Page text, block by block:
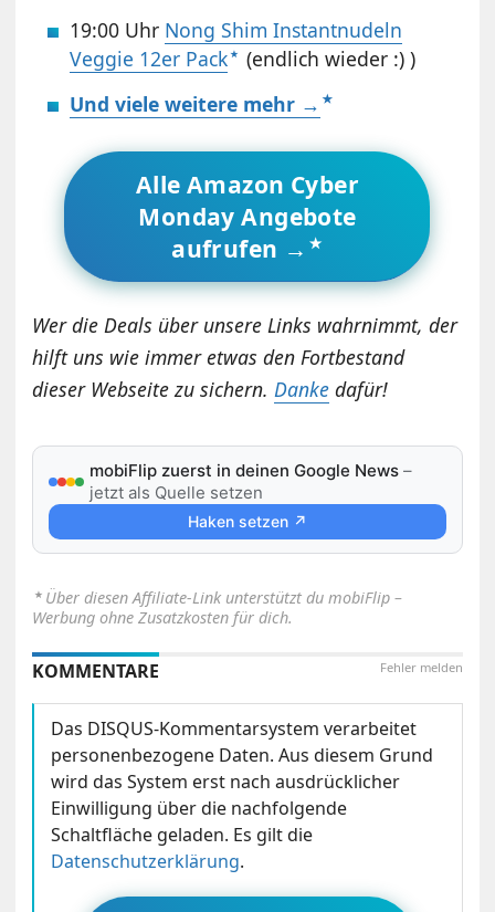
19:00 Uhr Nong Shim Instantnudeln
Veggie 12er Pack
(endlich wieder :) )
Und viele weitere mehr →
Alle Amazon Cyber
Monday Angebote
aufrufen →
Wer die Deals über unsere Links wahrnimmt, der
hilft uns wie immer etwas den Fortbestand
dieser Webseite zu sichern.Danke dafür!
mobiFlip zuerst in deinen Google News –
jetzt als Quelle setzen
Haken setzen ↗
⋆ Über diesen Affiliate-Link unterstützt du mobiFlip –
Werbung ohne Zusatzkosten für dich.
Fehler melden
KOMMENTARE
Das DISQUS-Kommentarsystem verarbeitet
personenbezogene Daten. Aus diesem Grund
wird das System erst nach ausdrücklicher
Einwilligung über die nachfolgende
Schaltfläche geladen. Es gilt die
Datenschutzerklärung.